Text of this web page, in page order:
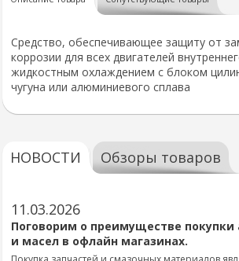
Средство, обеспечивающее защиту от
коррозии для всех двигателей
жидкостным охлаждением с блоком
чугуна или алюминиевого сплава
НОВОСТИ Обзоры товаров
11.03.2026
Поговорим о преимуществе покупки
и масел в офлайн магазинах.